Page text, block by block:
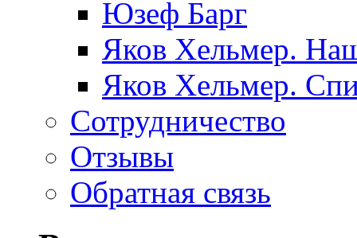
Юзеф Барг
Яков Хельмер.
Яков Хельмер.
Сотрудничество
Отзывы
Обратная связь